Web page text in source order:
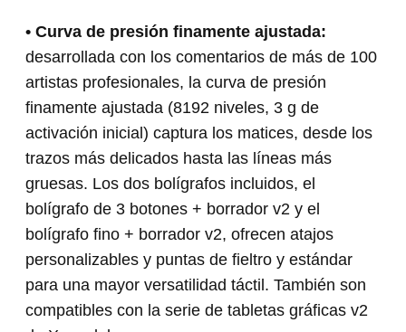
• Curva de presión finamente ajustada:
desarrollada con los comentarios de más de 100
artistas profesionales, la curva de presión
finamente ajustada (8192 niveles, 3 g de
activación inicial) captura los matices, desde los
trazos más delicados hasta las líneas más
gruesas. Los dos bolígrafos incluidos, el
bolígrafo de 3 botones + borrador v2 y el
bolígrafo fino + borrador v2, ofrecen atajos
personalizables y puntas de fieltro y estándar
para una mayor versatilidad táctil. También son
compatibles con la serie de tabletas gráficas v2